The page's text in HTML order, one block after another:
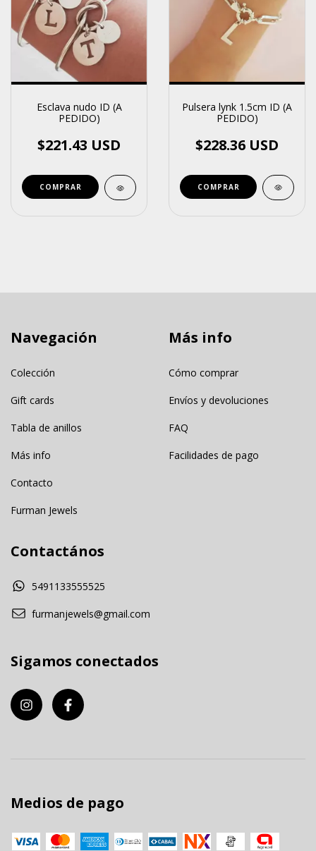
Esclava nudo ID (A
PEDIDO)
$221.43 USD
Pulsera lynk 1.5cm ID (A
PEDIDO)
$228.36 USD
Navegación
Colección
Gift cards
Tabla de anillos
Más info
Contacto
Furman Jewels
Más info
Cómo comprar
Envíos y devoluciones
FAQ
Facilidades de pago
Contactános
5491133555525
furmanjewels@gmail.com
Sigamos conectados
Medios de pago